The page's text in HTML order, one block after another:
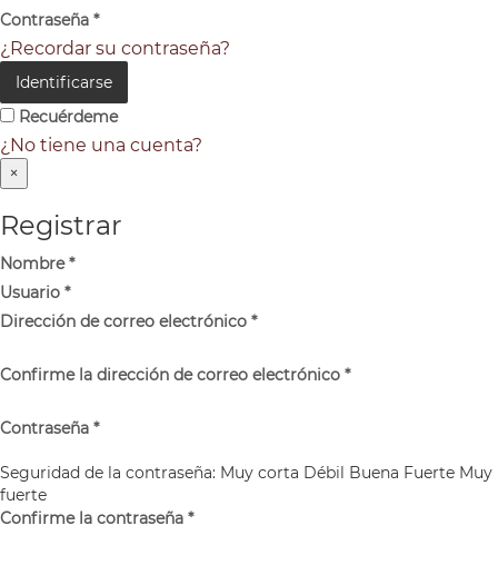
Contraseña *
¿Recordar su contraseña?
Identificarse
Recuérdeme
¿No tiene una cuenta?
×
Registrar
Nombre*
Usuario *
Dirección de correo electrónico *
Confirme la dirección de correo electrónico *
Contraseña *
Seguridad de la contraseña: Muy corta Débil Buena Fuerte Muy
fuerte
Confirme la contraseña *